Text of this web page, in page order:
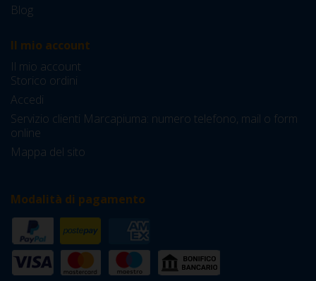
Blog
Il mio account
Il mio account
Storico ordini
Accedi
Servizio clienti Marcapiuma: numero telefono, mail o form
online
Mappa del sito
Modalità di pagamento